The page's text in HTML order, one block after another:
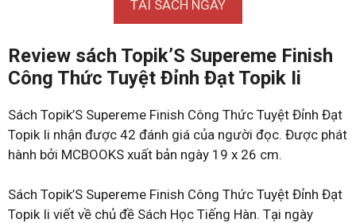
TẢI SÁCH NGAY
Review sách Topik’S Supereme Finish
Công Thức Tuyệt Đỉnh Đạt Topik Ii
Sách Topik’S Supereme Finish Công Thức Tuyệt Đỉnh Đạt
Topik Ii nhận được 42 đánh giá của người đọc. Được phát
hành bởi MCBOOKS xuất bản ngày 19 x 26 cm.
Sách Topik’S Supereme Finish Công Thức Tuyệt Đỉnh Đạt
Topik Ii viết về chủ đề Sách Học Tiếng Hàn. Tại ngày